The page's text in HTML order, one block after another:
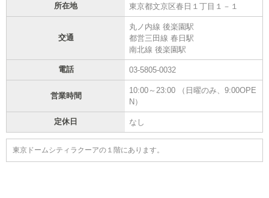
所在地 東京都文京区春日１丁目１－１
交通
丸ノ内線 後楽園駅
都営三田線 春日駅
南北線 後楽園駅
電話 03-5805-0032
営業時間
10:00～23:00 （日曜のみ、9:00OPE
N）
定休日 なし
東京ドームシティラクーアの１階にあります。